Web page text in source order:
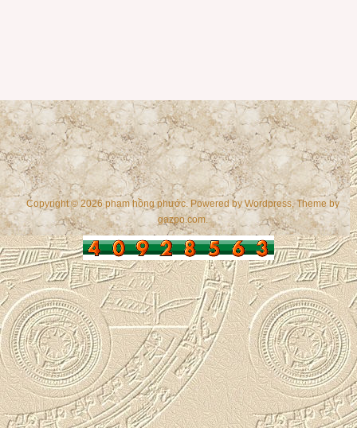
Copyright © 2026 phạm hồng phước. Powered byWordpress, Theme by
gazpo.com.